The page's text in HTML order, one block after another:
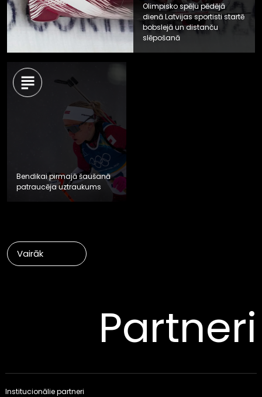
Olimpisko spēļu pēdējā
dienā Latvijas sportisti startē
bobslejā un distanču
slēpošanā
Bendikai pirmajā šaušanā
patraucēja uztraukums
Vairāk
Partneri
Institucionālie partneri